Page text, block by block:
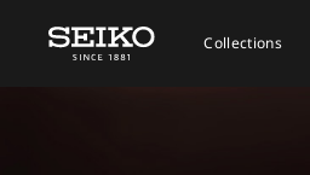
Collections